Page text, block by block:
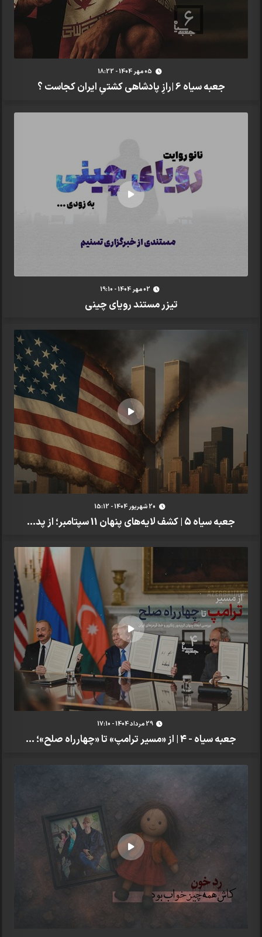
05 مهر 1404 - 18:22
جعبه سیاه 6 |رازِ پادشاهی کشتیِ ایران کجاست ؟
02 مهر 1404 - 19:10
تیزر مستند رویای چینی
20 شهريور 1404 - 15:12
جعبه سیاه 5 | کشف لایه‌های پنهان 11 سپتامبر؛ از پد...
29 مرداد 1404 - 17:10
جعبه سیاه - 4 | از «مسیر ترامپ» تا «چهارراه صلح»؛ ...